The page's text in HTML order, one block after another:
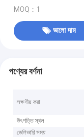
MOQ：1
ভালো দাম
পণ্যের বর্ণনা
লক্ষণীয় করা
উৎপত্তি স্থল
ডেলিভারি সময়